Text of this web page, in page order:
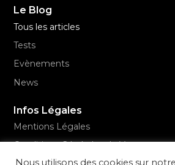
Le Blog
Tous les articles
Tests
Evènements
News
Infos Légales
Mentions Légales
Conditions Générales de Vente
Nous utilisons des cookies sur